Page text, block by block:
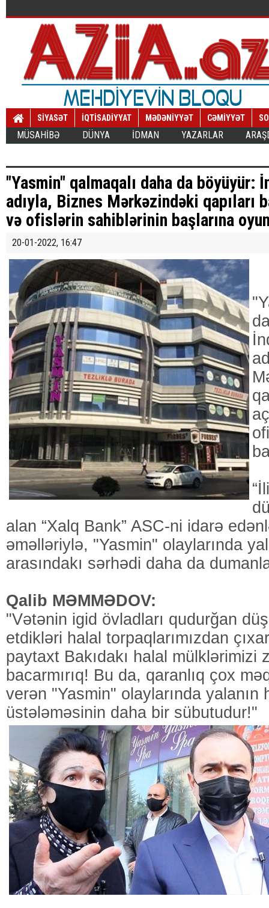
SİYASƏT İQTİSADİYYAT MƏDƏNİYYƏT CƏMİYYƏT
MÜSAHİBƏ DÜNYA İDMAN YAZARLAR
"Yasmin" qalmaqalı daha da böyüyür:
adıyla, Biznes Mərkəzindəki qapıları
və ofislərin sahiblərinin başlarına
20-01-2022, 16:47
alan “Xalq Bank” ASC-ni idarə
əməlləriylə, "Yasmin" olaylarında
arasındakı sərhədi daha da
Qalib MƏMMƏDOV:
"Vətənin igid övladları qudurğan
etdikləri halal torpaqlarımızdan
paytaxt Bakıdakı halal mülklərimizi
bacarmırıq! Bu da, qaranlıq çox
verən "Yasmin" olaylarında yalanın
üstələməsinin daha bir sübutudur!"